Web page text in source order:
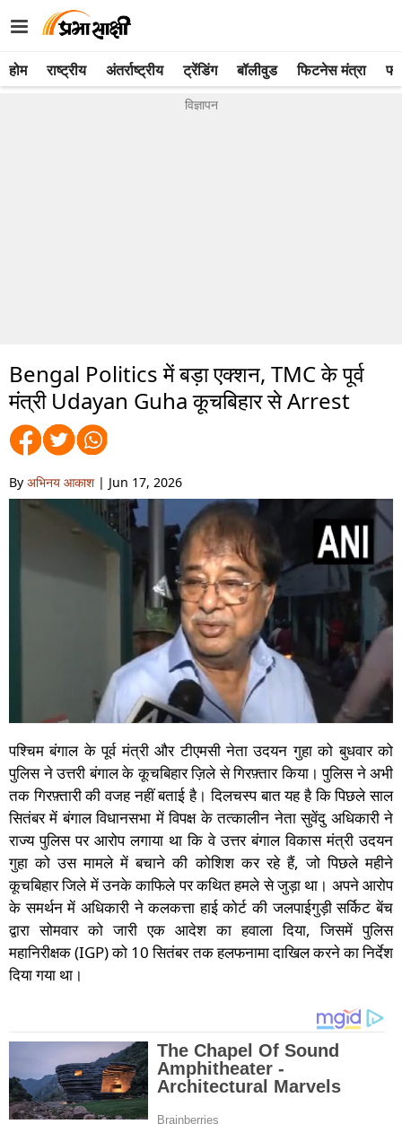
होम राष्ट्रीय अंतर्राष्ट्रीय ट्रेंडिंग बॉलीवुड फिटनेस मंत्रा
Bengal Politics में बड़ा एक्शन, TMC के पूर्व
मंत्री Udayan Guha कूचबिहार से Arrest
By अभिनय आकाश| Jun 17, 2026
पश्चिम बंगाल के पूर्व मंत्री और टीएमसी नेता उदयन गुहा को बुधवार को
पुलिस ने उत्तरी बंगाल के कूचबिहार ज़िले से गिरफ़्तार किया। पुलिस ने अभी
तक गिरफ़्तारी की वजह नहीं बताई है। दिलचस्प बात यह है कि पिछले साल
सितंबर में बंगाल विधानसभा में विपक्ष के तत्कालीन नेता सुवेंदु अधिकारी ने
राज्य पुलिस पर आरोप लगाया था कि वे उत्तर बंगाल विकास मंत्री उदयन
गुहा को उस मामले में बचाने की कोशिश कर रहे हैं, जो पिछले महीने
कूचबिहार जिले में उनके काफिले पर कथित हमले से जुड़ा था। अपने आरोप
के समर्थन में अधिकारी ने कलकत्ता हाई कोर्ट की जलपाईगुड़ी सर्किट बेंच
द्वारा सोमवार को जारी एक आदेश का हवाला दिया, जिसमें पुलिस
महानिरीक्षक (IGP) को 10 सितंबर तक हलफनामा दाखिल करने का निर्देश
दिया गया था।